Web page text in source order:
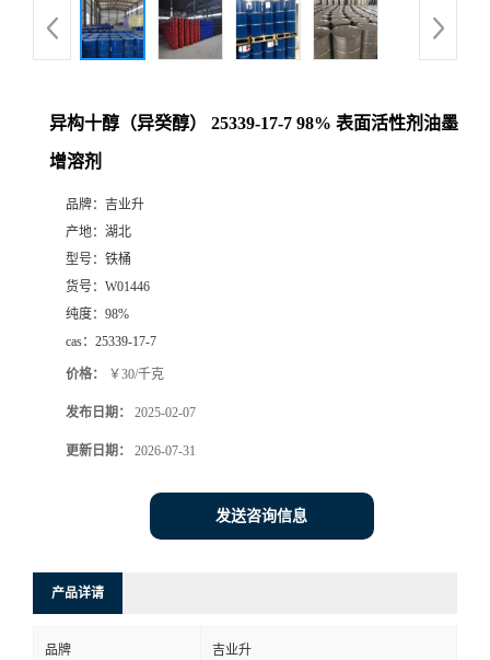
异构十醇（异癸醇） 25339-17-7 98% 表面活性剂油墨
增溶剂
品牌： 吉业升
产地： 湖北
型号： 铁桶
货号： W01446
纯度： 98%
cas： 25339-17-7
价格： ￥30/千克
发布日期： 2025-02-07
更新日期： 2026-07-31
发送咨询信息
产品详请
品牌 吉业升